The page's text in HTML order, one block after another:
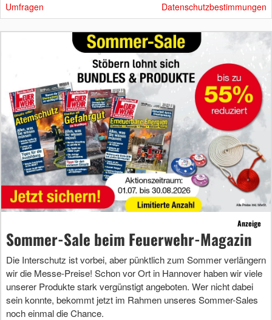
Umfragen Datenschutzbestimmungen
Anzeige
Sommer-Sale beim Feuerwehr-Magazin
Die Interschutz ist vorbei, aber pünktlich zum Sommer verlängern
wir die Messe-Preise! Schon vor Ort in Hannover haben wir viele
unserer Produkte stark vergünstigt angeboten. Wer nicht dabei
sein konnte, bekommt jetzt im Rahmen unseres Sommer-Sales
noch einmal die Chance.